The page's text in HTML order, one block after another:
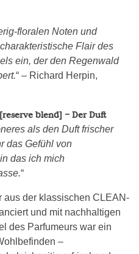
floralen Noten und
Flair des
ein, der den Regenwald
“ – Richard Herpin,
blend] – Der Duft
als den Duft frischer
das Gefühl von
das ich mich
“
aus der klassischen CLEAN-
und mit nachhaltigen
des Parfumeurs war ein
–